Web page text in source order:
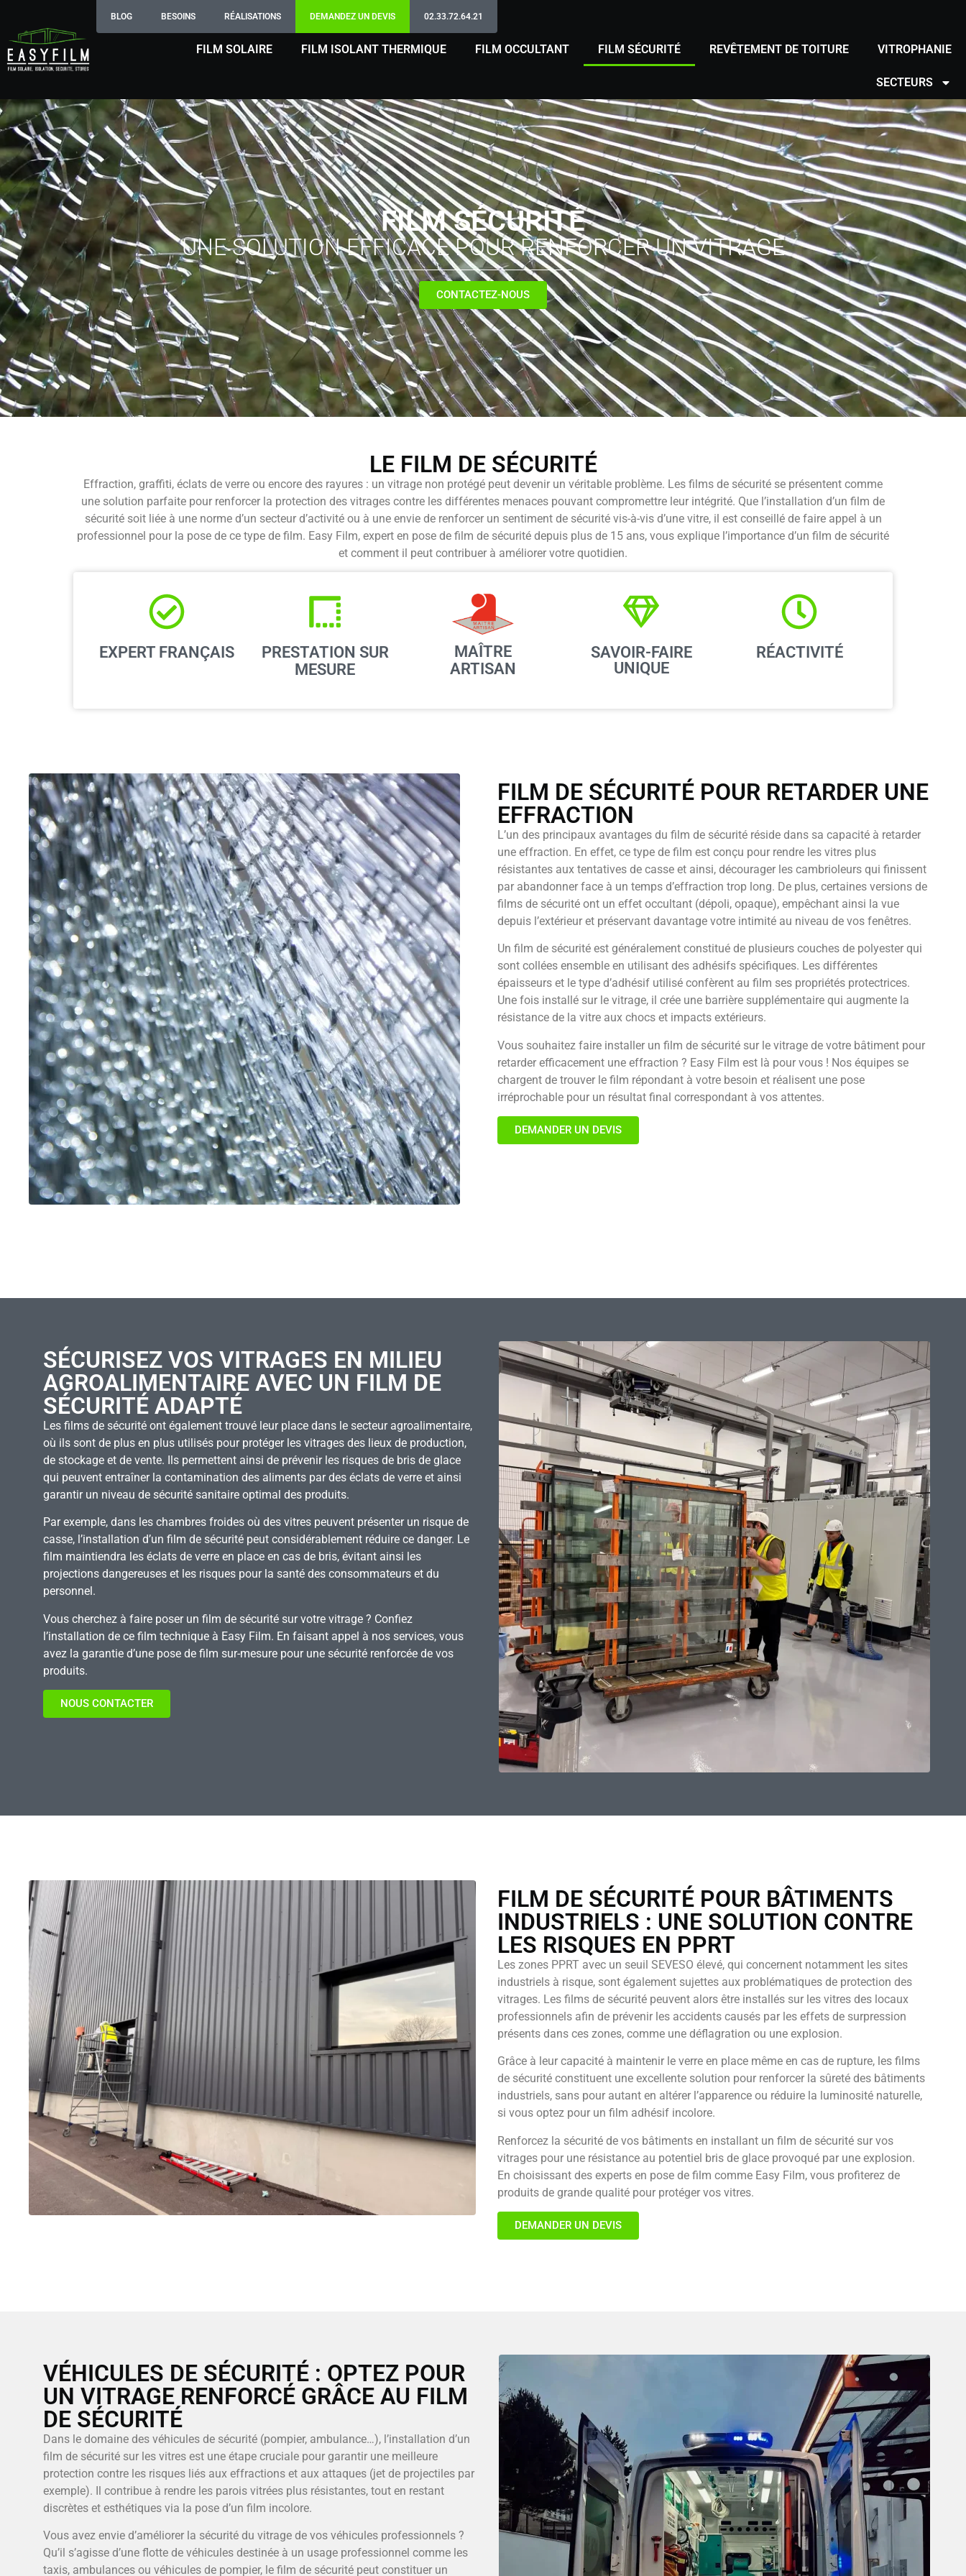
BLOG BESOINS RÉALISATIONS DEMANDEZ UN DEVIS 02.33.72.64.21
FILM SOLAIRE FILM ISOLANT THERMIQUE FILM OCCULTANT FILM SÉCURITÉ REVÊTEMENT DE TOITURE VITROPHANIE
SECTEURS
FILM SÉCURITÉ
UNE SOLUTION EFFICACE POUR RENFORCER UN VITRAGE
CONTACTEZ-NOUS
LE FILM DE SÉCURITÉ
Effraction, graffiti, éclats de verre ou encore des rayures : un vitrage non protégé peut devenir un véritable problème. Les films de sécurité se présentent comme
une solution parfaite pour renforcer la protection des vitrages contre les différentes menaces pouvant compromettre leur intégrité. Que l’installation d’un film de
sécurité soit liée à une norme d’un secteur d’activité ou à une envie de renforcer un sentiment de sécurité vis-à-vis d’une vitre, il est conseillé de faire appel à un
professionnel pour la pose de ce type de film. Easy Film, expert en pose de film de sécurité depuis plus de 15 ans, vous explique l’importance d’un film de sécurité
et comment il peut contribuer à améliorer votre quotidien.
EXPERT FRANÇAIS
PRESTATION SUR
MESURE
MAÎTRE
ARTISAN
SAVOIR-FAIRE
UNIQUE
RÉACTIVITÉ
FILM DE SÉCURITÉ POUR RETARDER UNE
EFFRACTION
L’un des principaux avantages du film de sécurité réside dans sa capacité à retarder
une effraction. En effet, ce type de film est conçu pour rendre les vitres plus
résistantes aux tentatives de casse et ainsi, décourager les cambrioleurs qui finissent
par abandonner face à un temps d’effraction trop long. De plus, certaines versions de
films de sécurité ont un effet occultant (dépoli, opaque), empêchant ainsi la vue
depuis l’extérieur et préservant davantage votre intimité au niveau de vos fenêtres.
Un film de sécurité est généralement constitué de plusieurs couches de polyester qui
sont collées ensemble en utilisant des adhésifs spécifiques. Les différentes
épaisseurs et le type d’adhésif utilisé confèrent au film ses propriétés protectrices.
Une fois installé sur le vitrage, il crée une barrière supplémentaire qui augmente la
résistance de la vitre aux chocs et impacts extérieurs.
Vous souhaitez faire installer un film de sécurité sur le vitrage de votre bâtiment pour
retarder efficacement une effraction ? Easy Film est là pour vous ! Nos équipes se
chargent de trouver le film répondant à votre besoin et réalisent une pose
irréprochable pour un résultat final correspondant à vos attentes.
DEMANDER UN DEVIS
SÉCURISEZ VOS VITRAGES EN MILIEU
AGROALIMENTAIRE AVEC UN FILM DE
SÉCURITÉ ADAPTÉ
Les films de sécurité ont également trouvé leur place dans le secteur agroalimentaire,
où ils sont de plus en plus utilisés pour protéger les vitrages des lieux de production,
de stockage et de vente. Ils permettent ainsi de prévenir les risques de bris de glace
qui peuvent entraîner la contamination des aliments par des éclats de verre et ainsi
garantir un niveau de sécurité sanitaire optimal des produits.
Par exemple, dans les chambres froides où des vitres peuvent présenter un risque de
casse, l’installation d’un film de sécurité peut considérablement réduire ce danger. Le
film maintiendra les éclats de verre en place en cas de bris, évitant ainsi les
projections dangereuses et les risques pour la santé des consommateurs et du
personnel.
Vous cherchez à faire poser un film de sécurité sur votre vitrage ? Confiez
l’installation de ce film technique à Easy Film. En faisant appel à nos services, vous
avez la garantie d’une pose de film sur-mesure pour une sécurité renforcée de vos
produits.
NOUS CONTACTER
FILM DE SÉCURITÉ POUR BÂTIMENTS
INDUSTRIELS : UNE SOLUTION CONTRE
LES RISQUES EN PPRT
Les zones PPRT avec un seuil SEVESO élevé, qui concernent notamment les sites
industriels à risque, sont également sujettes aux problématiques de protection des
vitrages. Les films de sécurité peuvent alors être installés sur les vitres des locaux
professionnels afin de prévenir les accidents causés par les effets de surpression
présents dans ces zones, comme une déflagration ou une explosion.
Grâce à leur capacité à maintenir le verre en place même en cas de rupture, les films
de sécurité constituent une excellente solution pour renforcer la sûreté des bâtiments
industriels, sans pour autant en altérer l’apparence ou réduire la luminosité naturelle,
si vous optez pour un film adhésif incolore.
Renforcez la sécurité de vos bâtiments en installant un film de sécurité sur vos
vitrages pour une résistance au potentiel bris de glace provoqué par une explosion.
En choisissant des experts en pose de film comme Easy Film, vous profiterez de
produits de grande qualité pour protéger vos vitres.
DEMANDER UN DEVIS
VÉHICULES DE SÉCURITÉ : OPTEZ POUR
UN VITRAGE RENFORCÉ GRÂCE AU FILM
DE SÉCURITÉ
Dans le domaine des véhicules de sécurité (pompier, ambulance…), l’installation d’un
film de sécurité sur les vitres est une étape cruciale pour garantir une meilleure
protection contre les risques liés aux effractions et aux attaques (jet de projectiles par
exemple). Il contribue à rendre les parois vitrées plus résistantes, tout en restant
discrètes et esthétiques via la pose d’un film incolore.
Vous avez envie d’améliorer la sécurité du vitrage de vos véhicules professionnels ?
Qu’il s’agisse d’une flotte de véhicules destinée à un usage professionnel comme les
taxis, ambulances ou véhicules de pompier, le film de sécurité peut constituer un